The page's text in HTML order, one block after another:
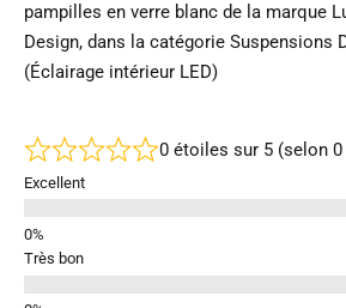
pampilles en verre blanc de la marque
Design, dans la catégorie Suspensions
(Éclairage intérieur LED)
0 étoiles sur 5 (selon 0
Excellent
Très bon